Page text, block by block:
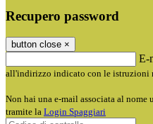
Recupero password
button close ×
E-
all'indirizzo indicato con le istruzioni
Non hai una e-mail associata al nome
tramite la Login Spaggiari